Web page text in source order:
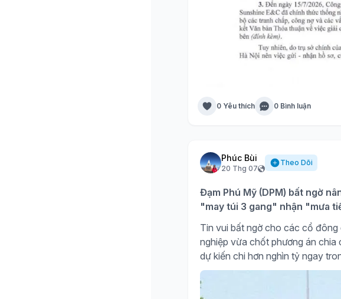
0 Yêu thích 0 Bình luận
Phúc Bùi
20 Thg 07
Theo Dõi
Đạm Phú Mỹ (DPM) bất ngờ
"may túi 3 gang" nhận "mưa
Tin vui bất ngờ cho các cổ
nghiệp vừa chốt phương án chia
dự kiến chi hơn nghìn tỷ ngay